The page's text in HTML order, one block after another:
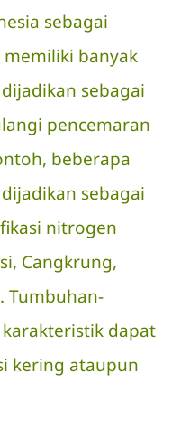
sebagai
banyak
sebagai
pencemaran
beberapa
sebagai
nitrogen
Cangkrung,
Tumbuhan-
dapat
kering ataupun